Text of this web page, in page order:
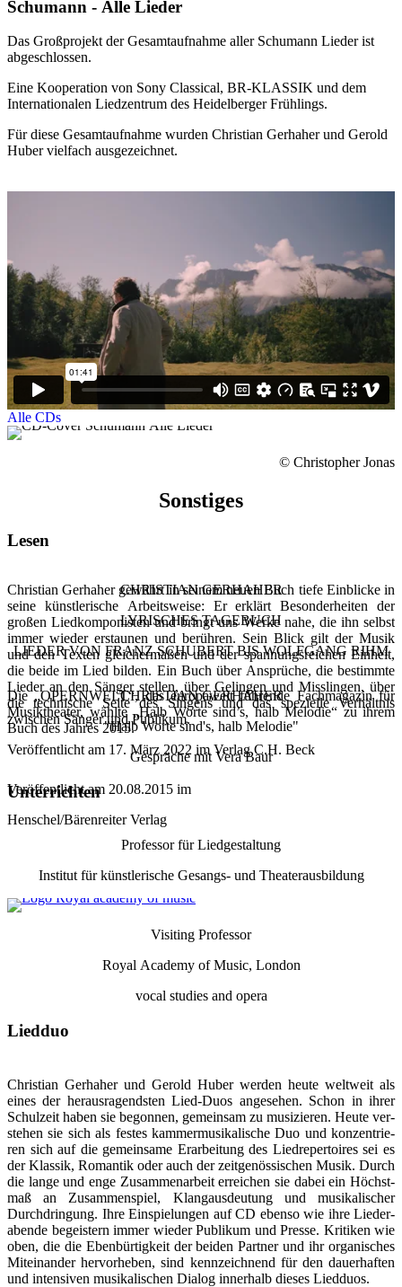
Schumann - Alle Lieder
Das Großprojekt der Gesamtaufnahme aller Schumann Lieder ist
abgeschlossen.
Eine Kooperation von Sony Classical, BR-KLASSIK und dem
Internationalen Liedzentrum des Heidelberger Frühlings.
Für diese Gesamtaufnahme wurden Christian Gerhaher und Gerold
Huber vielfach ausgezeichnet.
Alle CDs
© Christopher Jonas
Sonstiges
Lesen
Christian Gerhaher gewährt in seinem neuen Buch tiefe Einblicke in
seine künstlerische Arbeitsweise: Er erklärt Besonderheiten der
großen Liedkomponisten und bringt uns Werke nahe, die ihn selbst
immer wieder erstaunen und berühren. Sein Blick gilt der Musik
und den Texten gleichermaßen und der spannungsreichen Einheit,
die beide im Lied bilden. Ein Buch über Ansprüche, die bestimmte
Lieder an den Sänger stellen, über Gelingen und Misslingen, über
die technische Seite des Singens und das spezielle Verhältnis
zwischen Sänger und Publikum.
Veröffentlicht am 17. März 2022 im Verlag C.H. Beck
CHRISTIAN GERHAHER
LYRISCHES TAGEBUCH
LIEDER VON FRANZ SCHUBERT BIS WOLFGANG RIHM
Die „OPERNWELT“, das europaweit führende Fachmagazin für
Musiktheater, wählte „Halb Worte sind’s, halb Melodie“ zu ihrem
Buch des Jahres 2015.
Veröffentlicht am 20.08.2015 im
Henschel/Bärenreiter Verlag
CHRISTIAN GERHAHER
"Halb Worte sind's, halb Melodie"
Gespräche mit Vera Baur
Unterrichten
Professor für Liedgestaltung
Institut für künstlerische Gesangs- und Theaterausbildung
Visiting Professor
Royal Academy of Music, London
vocal studies and opera
Liedduo
Christian Gerhaher und Gerold Huber werden heute weltweit als
eines der her­aus­ragendsten Lied-Duos angesehen. Schon in ihrer
Schul­zeit haben sie be­gon­nen, ge­mein­sam zu mu­si­zie­ren. Heute ver­
stehen sie sich als festes kammer­mu­si­ka­lische Duo und kon­zen­trie­
ren sich auf die ge­mein­same Er­arbei­tung des Lied­re­per­toires sei es
der Klassik, Romantik oder auch der zeit­genös­si­schen Musik. Durch
die lange und enge Zu­sam­men­arbeit er­rei­chen sie dabei ein Höchst­
maß an Zu­sam­men­spiel, Klang­aus­deu­tung und mu­si­ka­li­scher
Durch­dringung. Ihre Ein­spielun­gen auf CD ebenso wie ihre Lieder­
abende begeistern immer wieder Pu­bli­kum und Presse. Kritiken wie
oben, die die Eben­bürtigkeit der beiden Partner und ihr or­ga­nisches
Mit­ein­an­der her­vor­he­ben, sind kenn­zeich­nend für den dauer­haften
und intensiven mu­si­ka­li­schen Dia­log inner­halb dieses Lied­duos.